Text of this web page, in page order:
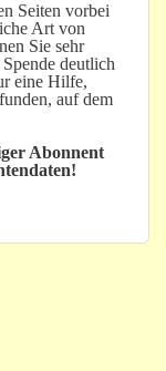
Seiten vorbei
Art von
Sie sehr
deutlich
eine Hilfe,
auf dem
Abonnent